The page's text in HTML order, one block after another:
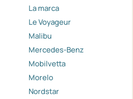
La marca
Le Voyageur
Malibu
Mercedes-Benz
Mobilvetta
Morelo
Nordstar